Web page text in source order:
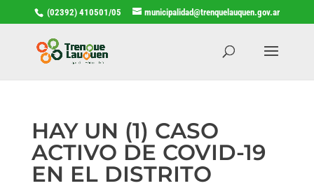
(02392) 410501/05 municipalidad@trenquelauquen.gov.ar
HAY UN (1) CASO
ACTIVO DE COVID-19
EN EL DISTRITO